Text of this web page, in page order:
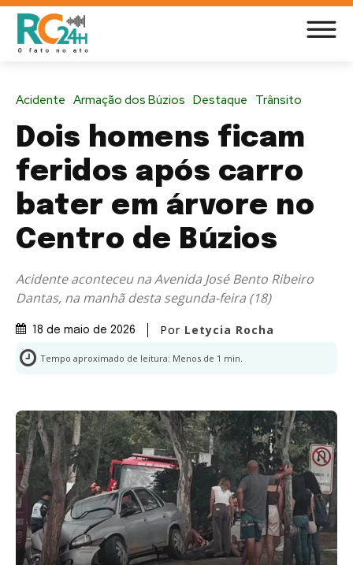
Acidente Armação dos Búzios Destaque Trânsito
Dois homens ficam
feridos após carro
bater em árvore no
Centro de Búzios
Acidente aconteceu na Avenida José Bento Ribeiro
Dantas, na manhã desta segunda-feira (18)
18 de maio de 2026 Por Letycia Rocha
Tempo aproximado de leitura: Menos de 1 min.